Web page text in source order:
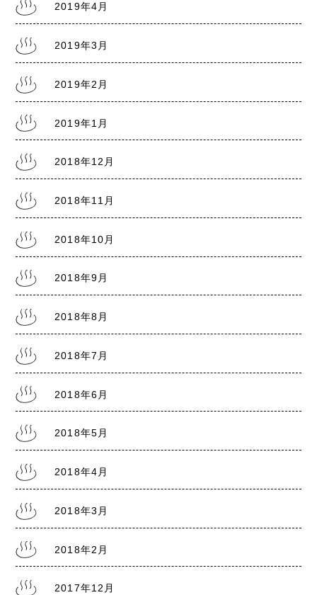
2019年4月
2019年3月
2019年2月
2019年1月
2018年12月
2018年11月
2018年10月
2018年9月
2018年8月
2018年7月
2018年6月
2018年5月
2018年4月
2018年3月
2018年2月
2017年12月